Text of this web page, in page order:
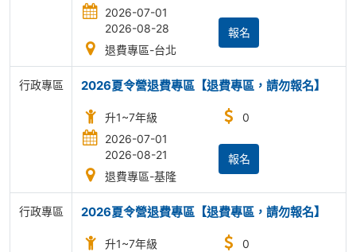
2026-07-01
2026-08-28
退費專區-台北
報名
行政專區 2026夏令營退費專區【退費專區，請勿報名】
升1~7年級
2026-07-01
2026-08-21
退費專區-基隆
0
報名
行政專區 2026夏令營退費專區【退費專區，請勿報名】
升1~7年級
0